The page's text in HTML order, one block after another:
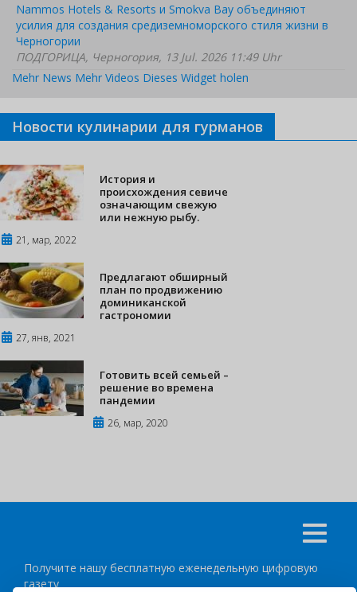
Nammos Hotels & Resorts и Smokva Bay объединяют
усилия для создания средиземноморского стиля жизни в
Черногории
ПОДГОРИЦА, Черногория, 13 Jul. 2026 11:49 Uhr
Mehr News Mehr Videos Dieses Widget holen
Новости кулинарии для гурманов
История и
происхождения севиче
означающим свежую
или нежную рыбу.
21, мар, 2022
Предлагают обширный
план по продвижению
доминиканской
гастрономии
27, янв, 2021
Готовить всей семьей –
решение во времена
пандемии
26, мар, 2020
Получите нашу бесплатную еженедельную цифровую
газету